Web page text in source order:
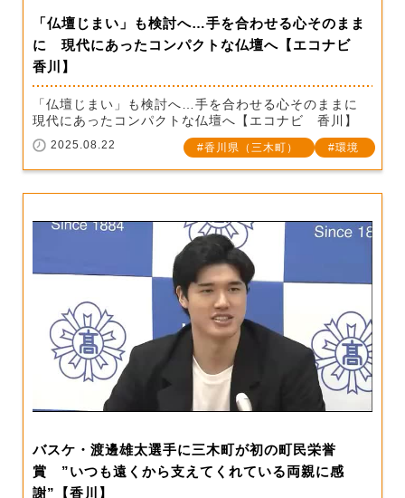
「仏壇じまい」も検討へ…手を合わせる心そのまま
に 現代にあったコンパクトな仏壇へ【エコナビ
香川】
「仏壇じまい」も検討へ…手を合わせる心そのままに
現代にあったコンパクトな仏壇へ【エコナビ 香川】
2025.08.22 香川県（三木町） 環境
バスケ・渡邊雄太選手に三木町が初の町民栄誉
賞 ”いつも遠くから支えてくれている両親に感
謝”【香川】